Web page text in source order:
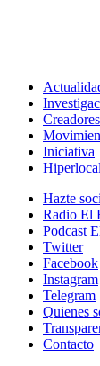
Creadores
Iniciativa
Hiperlocal
Hazte
Radio El
Podcast
Twitter
Facebook
Instagram
Telegram
Quienes
Contacto